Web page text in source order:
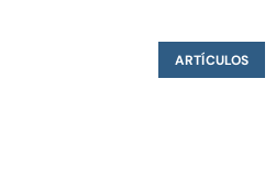
ARTÍCULOS